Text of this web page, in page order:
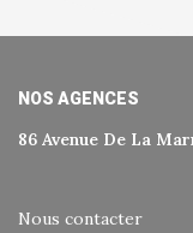
NOS AGENCES
86 Avenue De La
Nous contacter